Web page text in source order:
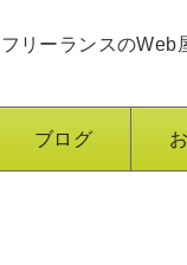
リーランスのWeb
ブログ